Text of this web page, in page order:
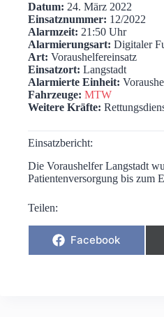
Datum: 24. März 2022
Einsatznummer: 12/2022
Alarmzeit: 21:50 Uhr
Alarmierungsart: Digitaler
Art: Voraushelfereinsatz
Einsatzort: Langstadt
Alarmierte Einheit:
Fahrzeuge: MTW
Weitere Kräfte:
Einsatzbericht:
Die Voraushelfer Langstadt
Patientenversorgung bis zum
Teilen:
Share
Facebook